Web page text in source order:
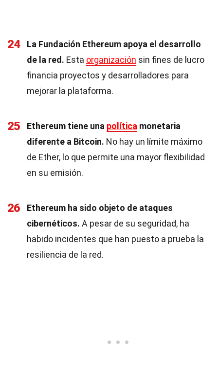
24
La Fundación Ethereum apoya el desarrollo
de la red. Esta organización sin fines de lucro
financia proyectos y desarrolladores para
mejorar la plataforma.
25 Ethereum tiene una política monetaria
diferente a Bitcoin. No hay un límite máximo
de Ether, lo que permite una mayor flexibilidad
en su emisión.
26
Ethereum ha sido objeto de ataques
cibernéticos. A pesar de su seguridad, ha
habido incidentes que han puesto a prueba la
resiliencia de la red.